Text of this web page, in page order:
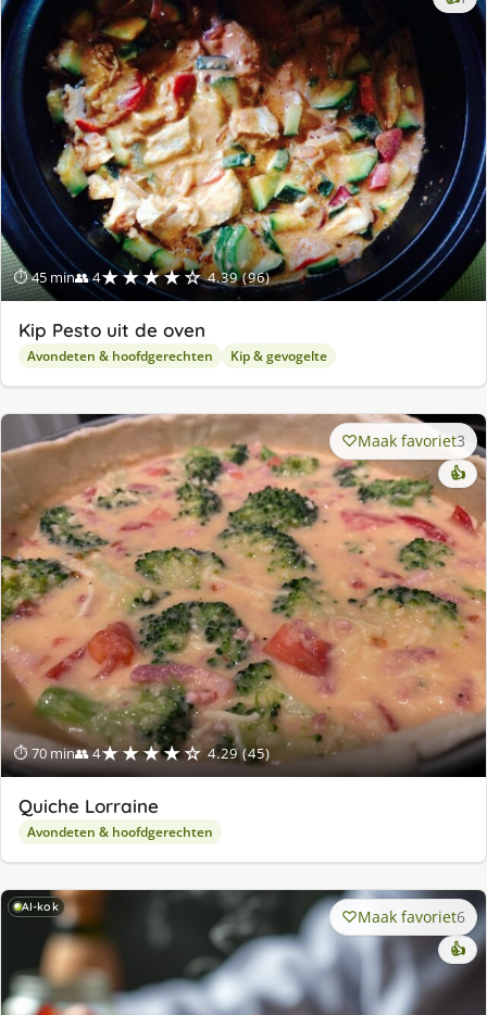
⏱ 45 min👥 4★★★★☆ 4.39 (96)
Kip Pesto uit de oven
Avondeten & hoofdgerechten Kip & gevogelte
⏱ 70 min👥 4★★★★☆ 4.29 (45)
Maak favoriet3
👍
Quiche Lorraine
Avondeten & hoofdgerechten
AI-kok Maak favoriet6
👍